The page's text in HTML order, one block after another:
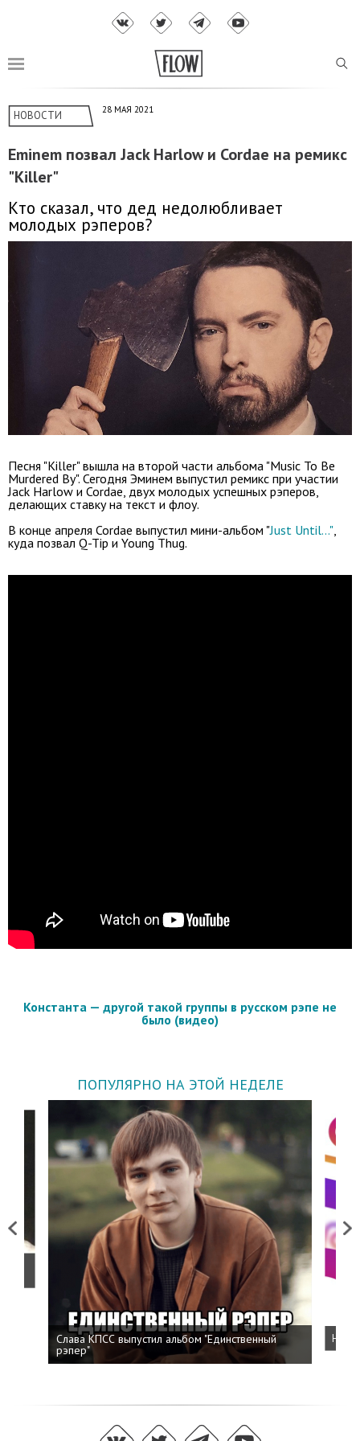
НОВОСТИ 28 МАЯ 2021
Eminem позвал Jack Harlow и Cordae на ремикс
"Killer"
Кто сказал, что дед недолюбливает
молодых рэперов?
Песня "Killer" вышла на второй части альбома "Music To Be
Murdered By". Сегодня Эминем выпустил ремикс при участии
Jack Harlow и Cordae, двух молодых успешных рэперов,
делающих ставку на текст и флоу.
В конце апреля Cordae выпустил мини-альбом "Just Until..."
куда позвал Q-Tip и Young Thug.
Константа — другой такой группы в русском рэпе не
было (видео)
ПОПУЛЯРНО НА ЭТОЙ НЕДЕЛЕ
Previous
Слава КПСС выпустил альбом "Единственный
рэпер"
Next